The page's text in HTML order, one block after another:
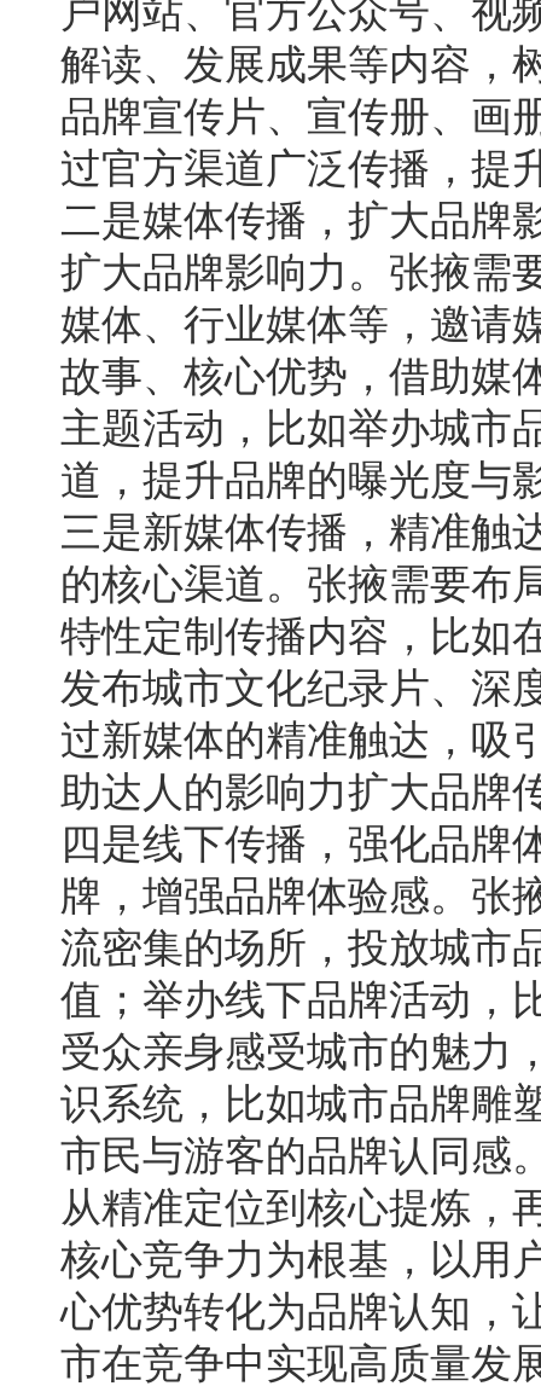
解读、发展成果等内容，
品牌宣传片、宣传册、画
过官方渠道广泛传播，提
二是媒体传播，扩大品牌
扩大品牌影响力。张掖需
媒体、行业媒体等，邀请
故事、核心优势，借助媒
主题活动，比如举办城市
道，提升品牌的曝光度与
三是新媒体传播，精准触
的核心渠道。张掖需要布
特性定制传播内容，比如
发布城市文化纪录片、深
过新媒体的精准触达，吸
助达人的影响力扩大品牌
四是线下传播，强化品牌
牌，增强品牌体验感。张
流密集的场所，投放城市
值；举办线下品牌活动，
受众亲身感受城市的魅力
识系统，比如城市品牌雕
市民与游客的品牌认同感
从精准定位到核心提炼，
核心竞争力为根基，以用
心优势转化为品牌认知，
市在竞争中实现高质量发